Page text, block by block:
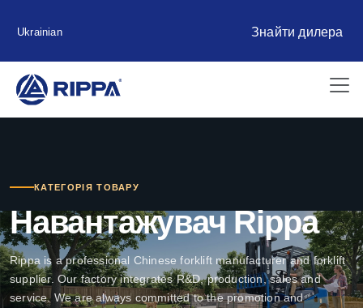
Ukrainian Знайти дилера
КАТЕГОРІЯ ТОВАРУ
Навантажувач Rippa
Rippa is a professional Chinese forklift manufacturer and forklift
supplier. Our factory integrates R&D, production, sales and
service. We are always committed to the promotion and